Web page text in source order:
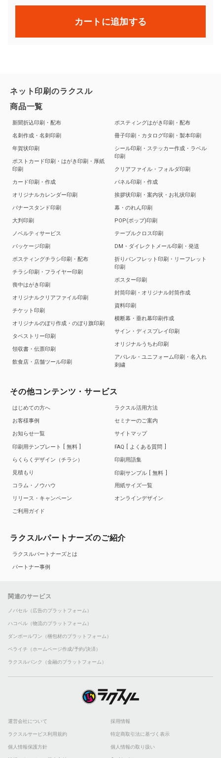
カートに追加する
ネット印刷のラクスル
商品一覧
新聞折込印刷・配布
名刺作成・名刺印刷
年賀状印刷
ポストカード印刷・はがき印刷・厚紙
印刷
カード印刷・作成
オリジナルカレンダー印刷
バナースタンド印刷
大判印刷
ノベルティサービス
パッケージ印刷
ポスティングチラシ印刷・配布
チラシ印刷・フライヤー印刷
喪中はがき印刷
オリジナルクリアファイル印刷
チケット印刷
オリジナルのぼり作成・のぼり旗印刷
タペストリー印刷
領収書・伝票印刷
飲食店・店舗ツール印刷
ポスティングはがき印刷・配布
冊子印刷・カタログ印刷・製本印刷
シール印刷・ステッカー作成・ラベル
印刷
クリアファイル・フォルダ印刷
パネル印刷・作成
挨拶状印刷・案内状・お礼状印刷
幕・のれん印刷
POP(ポップ)印刷
テーブルクロス印刷
DM・ダイレクトメール印刷・発送
折りパンフレット印刷・リーフレット
印刷
ポスター印刷
封筒印刷・オリジナル封筒作成
資料印刷
横断幕・垂れ幕印刷作成
サイン・ディスプレイ印刷
オリジナルうちわ印刷
アパレル・ユニフォーム印刷・名入れ
刺繍
その他コンテンツ・サービス
はじめての方へ
お客様事例
お知らせ一覧
印刷用テンプレート
無料
らくらくデザイン（チラシ）
見積もり
コラム・ノウハウ
リリース・キャンペーン
ご利用ガイド
ラクスル活用方法
セミナーのご案内
サイトマップ
FAQ
よくある質問
印刷用語集
印刷サンプル
無料
用紙サイズ一覧
オンラインデザイン
ラクスルパートナーズのご紹介
ラクスルパートナーズとは
パートナー事例
関連のサービス
ノバセル（広告のプラットフォーム）
ハコベル（物流のプラットフォーム）
ダンボールワン（梱包材のプラットフォーム）
ペライチ（ホームページ作成/予約/決済）
ラクスルバンク（金融のプラットフォーム）
運営会社について 採用情報
ラクスルサービス利用規約 特定商取引法に基づく表示
個人情報保護方針 個人情報の取り扱い